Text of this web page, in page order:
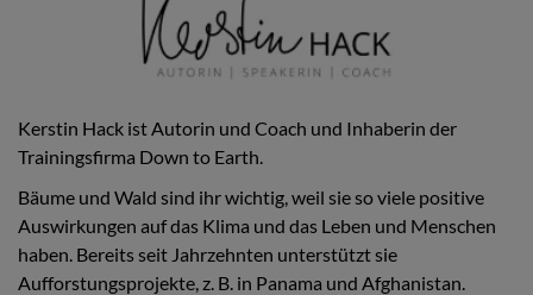
Kerstin Hack ist Autorin und Coach und Inhaberin der
Trainingsfirma Down to Earth.
Bäume und Wald sind ihr wichtig, weil sie so viele positive
Auswirkungen auf das Klima und das Leben und Menschen
haben. Bereits seit Jahrzehnten unterstützt sie
Aufforstungsprojekte, z. B. in Panama und Afghanistan.